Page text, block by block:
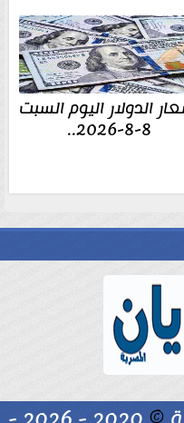
الدولار اليوم السبت
8-8-2026..